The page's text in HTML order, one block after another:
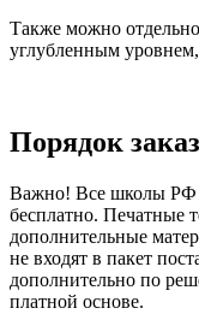
Также можно
углубленным
Порядок
Важно! Все школы РФ
бесплатно. Печатные
дополнительные
не входят в пакет
дополнительно по
платной основе.